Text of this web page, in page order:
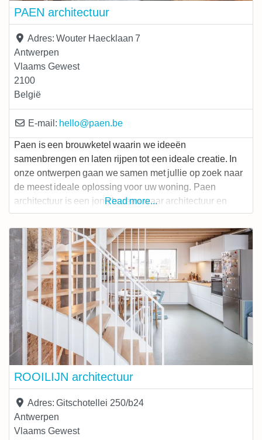
PAEN architectuur
Adres: Wouter Haecklaan 7
Antwerpen
Vlaams Gewest
2100
België
E-mail: hello@paen.be
Paen is een brouwketel waarin we ideeën
samenbrengen en laten rijpen tot een ideale creatie. In
onze ontwerpen gaan we samen met jullie op zoek naar
de meest ideale oplossing voor uw woning. Paen
architectuur is een jong bureau waar architectuur en
interieur samenvloeien. Met oog voor ecologie,
creativiteit en budget gaan wij vol goesting aan de slag
om architectuur en interieur
Read more...
ROOILIJN architectuur
Adres: Gitschotellei 250/b24
Antwerpen
Vlaams Gewest